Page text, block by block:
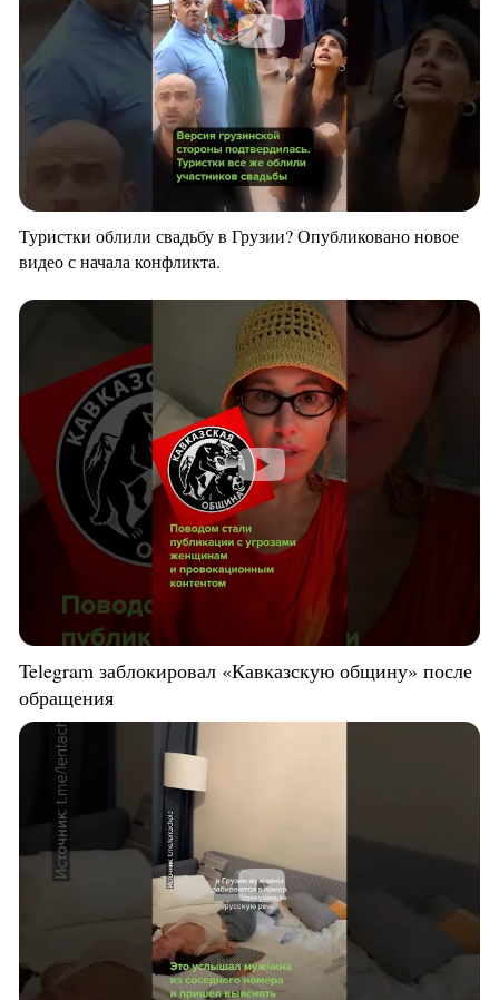
Туристки облили свадьбу в Грузии? Опубликовано новое
видео с начала конфликта.
Telegram заблокировал «Кавказскую общину» после
обращения